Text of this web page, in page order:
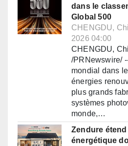
dans le
Global 500
CHENGDU,
2026 04:00
CHENGDU,
/PRNewswire/
mondial dans
énergies
plus grands
systèmes
monde,…
Zendure
énergétique